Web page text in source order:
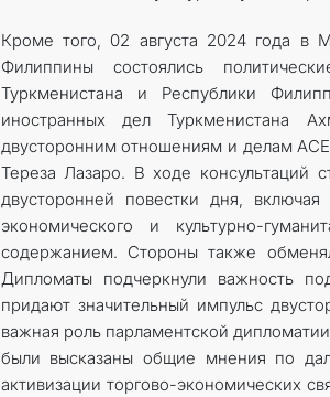
Кроме того, 02 августа 2024 года в
Филиппины состоялись
Туркменистана и Республики
иностранных дел Туркменистана
двусторонним отношениям и делам
Тереза ​​Лазаро. В ходе
двусторонней повестки дня, включая
экономического и культурно-
содержанием. Стороны также
Дипломаты подчеркнули важность
придают значительный импульс
важная роль парламентской
были высказаны общие мнения по
активизации торгово-экономических